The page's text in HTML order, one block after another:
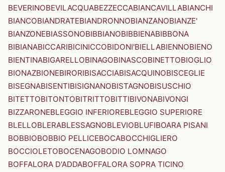
BEVERINOBEVILACQUABEZZECCABIANCAVILLABIANCHI
BIANCOBIANDRATEBIANDRONNOBIANZANOBIANZE'
BIANZONEBIASSONOBIBBIANOBIBBIENABIBBONA
BIBIANABICCARIBICINICCOBIDONI'BIELLABIENNOBIENO
BIENTINABIGARELLOBINAGOBINASCOBINETTOBIOGLIO
BIONAZBIONEBIRORIBISACCIABISACQUINOBISCEGLIE
BISEGNABISENTIBISIGNANOBISTAGNOBISUSCHIO
BITETTOBITONTOBITRITTOBITTIBIVONABIVONGI
BIZZARONEBLEGGIO INFERIOREBLEGGIO SUPERIORE
BLELLOBLERABLESSAGNOBLEVIOBLUFIBOARA PISANI
BOBBIOBOBBIO PELLICEBOCABOCCHIGLIERO
BOCCIOLETOBOCENAGOBODIO LOMNAGO
BOFFALORA D'ADDABOFFALORA SOPRA TICINO